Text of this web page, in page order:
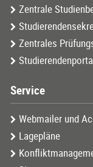
Zentrale
Zentrales
Service
Webmailer und
Lagepläne